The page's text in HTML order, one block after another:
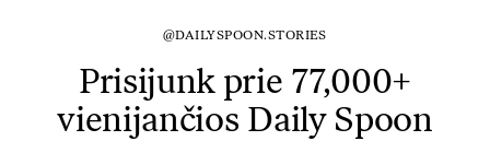
@DAILYSPOON.STORIES
Prisijunk prie 77,000+
vienijančios Daily Spoon